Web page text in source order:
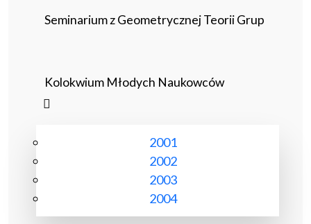
Seminarium z Geometrycznej Teorii Grup
Kolokwium Młodych Naukowców
2001
2002
2003
2004